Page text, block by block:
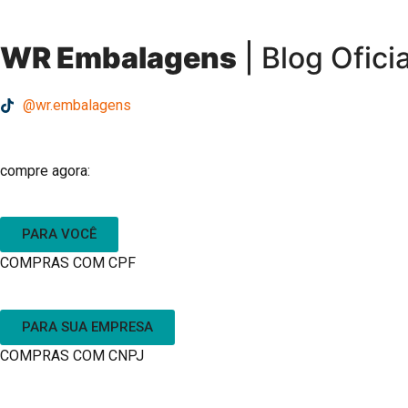
WR Embalagens | Blog
@wr.embalagens
compre agora:
PARA VOCÊ
COMPRAS COM CPF
PARA SUA EMPRESA
COMPRAS COM CNPJ